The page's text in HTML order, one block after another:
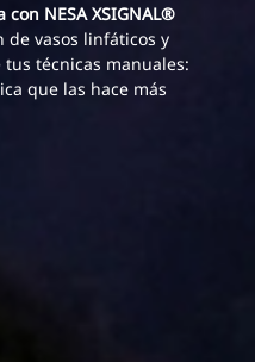
NESA XSIGNAL®
vasos linfáticos y
técnicas manuales:
que las hace más